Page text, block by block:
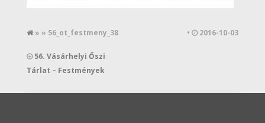
» » 56_ot_festmeny_38 • 2016-10-03
56. Vásárhelyi Őszi
Tárlat – Festmények